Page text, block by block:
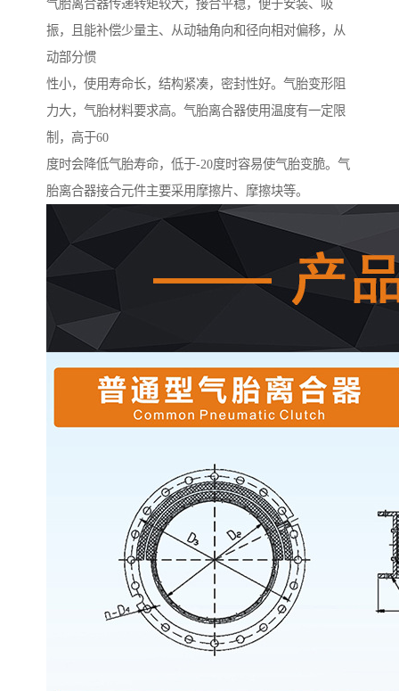
气胎离合器传递转矩较大，接合平稳，便于安装、吸
振，且能补偿少量主、从动轴角向和径向相对偏移，从
动部分惯
性小，使用寿命长，结构紧凑，密封性好。气胎变形阻
力大，气胎材料要求高。气胎离合器使用温度有一定限
制，高于60
度时会降低气胎寿命，低于-20度时容易使气胎变脆。气
胎离合器接合元件主要采用摩擦片、摩擦块等。